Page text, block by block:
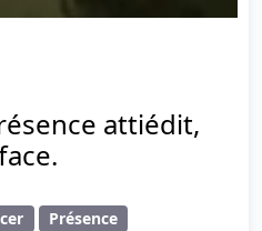
attiédit,
Présence